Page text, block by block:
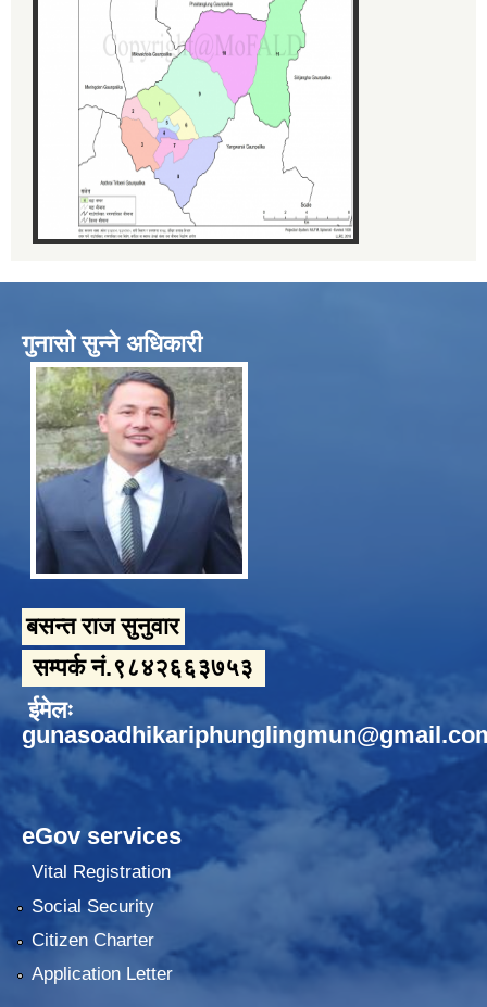
गुनासो सुन्ने अधिकारी
बसन्त राज सुनुवार
सम्पर्क नं.९८४२६६३७५३
ईमेलः
eGov services
Vital Registration
Social Security
Citizen Charter
Application Letter